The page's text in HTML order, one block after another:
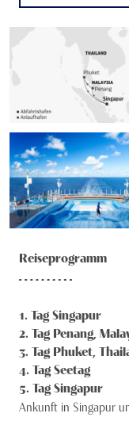
Reiseprogramm
1. TagSingapur
2. Tag Penang,
3. Tag Phuket,
4. TagSeetag
5. TagSingapur
Ankunft in Singapur